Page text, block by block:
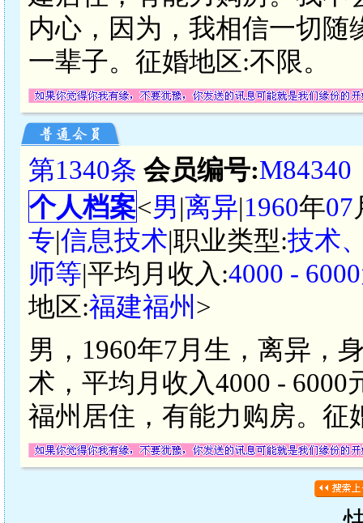
内心，因为，我相信一切
一辈子。征婚地区:不限。
第1340条 会员编号:M84340
个人档案<男|离异|1960年07
专|信息技术|职业类型:技术
师等|平均月收入:4000 -
地区:福建福州 >
男，1960年7月生，离异，
术，平均月收入4000 -
福州居住，有能力购房。征